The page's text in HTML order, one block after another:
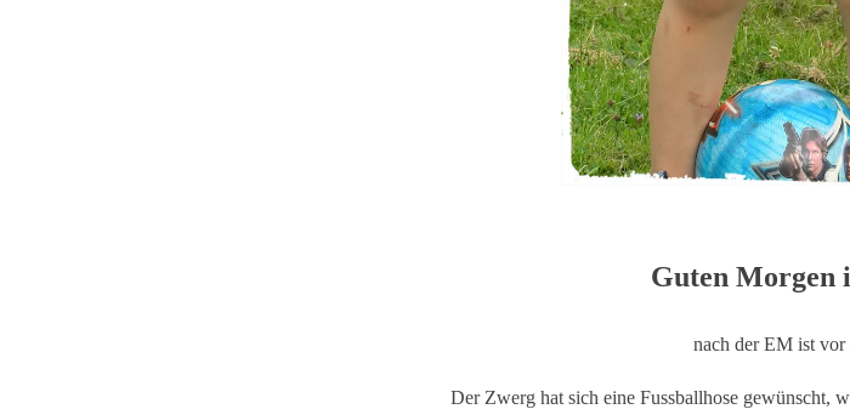
Guten Morgen
nach der EM ist
Der Zwerg hat sich eine Fussballhose gewünscht,